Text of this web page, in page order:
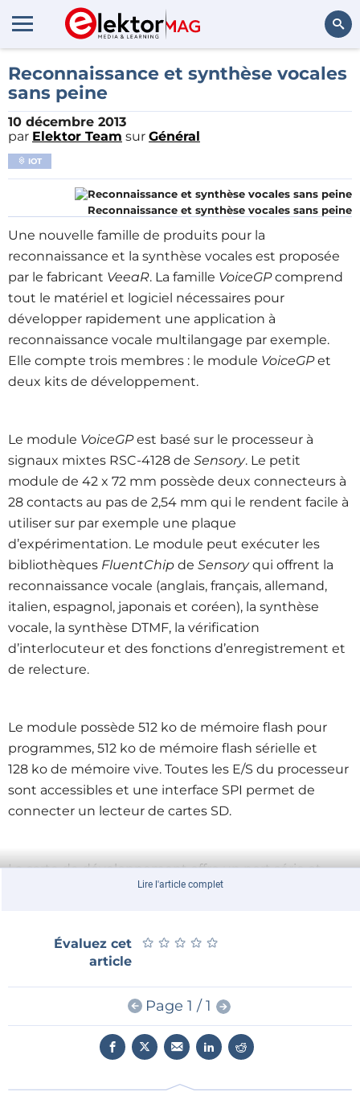
Rechercher
Reconnaissance et synthèse vocales
sans peine
10 décembre 2013
par Elektor Team sur Général
IOT
Reconnaissance et synthèse vocales sans peine
Une nouvelle famille de produits pour la
reconnaissance et la synthèse vocales est proposée
par le fabricant VeeaR. La famille VoiceGPcomprend
tout le matériel et logiciel nécessaires pour
développer rapidement une application à
reconnaissance vocale multilangage par exemple.
Elle compte trois membres : le module VoiceGPet
deux kits de développement.
Le module VoiceGPest basé sur le processeur à
signaux mixtes RSC-4128 de Sensory. Le petit
module de 42 x 72 mm possède deux connecteurs à
28 contacts au pas de 2,54 mm qui le rendent facile à
utiliser sur par exemple une plaque
d’expérimentation. Le module peut exécuter les
bibliothèques FluentChip de Sensoryqui offrent la
reconnaissance vocale (anglais, français, allemand,
italien, espagnol, japonais et coréen), la synthèse
vocale, la synthèse DTMF, la vérification
d’interlocuteur et des fonctions d’enregistrement et
de relecture.
Le module possède 512 ko de mémoire flash pour
programmes, 512 ko de mémoire flash sérielle et
128 ko de mémoire vive. Toutes les E/S du processeur
sont accessibles et une interface SPI permet de
connecter un lecteur de cartes SD.
La carte de développement offre un port série et
programmateur par USB, un microphone, des sorties
Comme logiciel il y a un EDI avec tous les outils
Lire l'article complet
Évaluez cet
article
★ ★ ★ ★ ★
★ ★ ★ ★ ★
Page 1 / 1